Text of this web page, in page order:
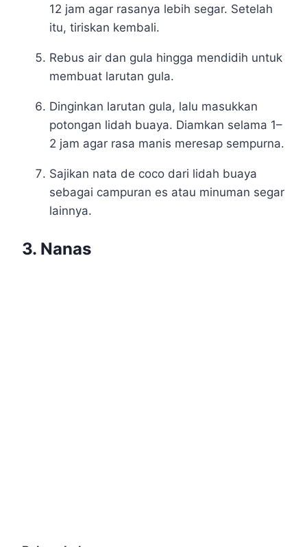
12 jam agar rasanya lebih segar. Setelah
itu, tiriskan kembali.
Rebus air dan gula hingga mendidih untuk
membuat larutan gula.
Dinginkan larutan gula, lalu masukkan
potongan lidah buaya. Diamkan selama 1–
2 jam agar rasa manis meresap sempurna.
Sajikan nata de coco dari lidah buaya
sebagai campuran es atau minuman segar
lainnya.
3. Nanas